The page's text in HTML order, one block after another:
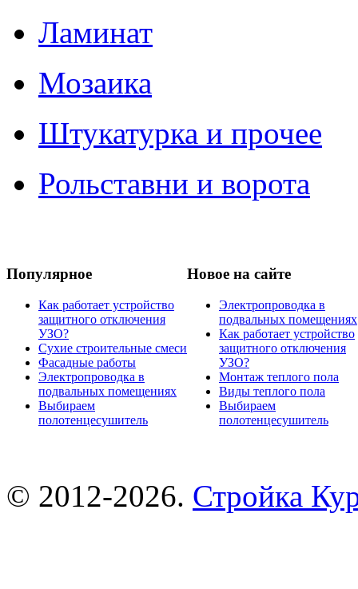
Ламинат
Мозаика
Штукатурка и прочее
Рольставни и ворота
Популярное
Как работает устройство
защитного отключения
УЗО?
Сухие строительные смеси
Фасадные работы
Электропроводка в
подвальных помещениях
Выбираем
полотенцесушитель
Новое на сайте
Электропроводка в
подвальных помещениях
Как работает устройство
защитного отключения
УЗО?
Монтаж теплого пола
Виды теплого пола
Выбираем
полотенцесушитель
© 2012-2026. Стройка